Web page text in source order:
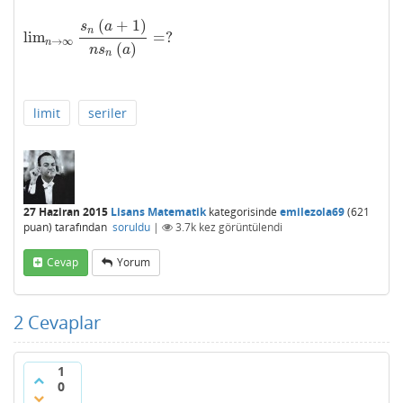
limn→∞
sn (a + 1)
nsn (a)
=?
limn→∞s n(a+1)nsn(a =?
limit seriler
27 Haziran 2015 Lisans Matematikkategorisinde emilezola69(621
puan) tarafından soruldu | 3.7k kez görüntülendi
Cevap Yorum
2 Cevaplar
1
0